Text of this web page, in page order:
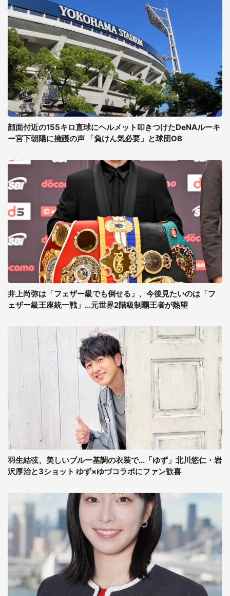
顔面付近の155キロ直球にヘルメット叩きつけたDeNAルーキ
ー宮下朝陽に擁護の声 「負けん気必要」と球団OB
井上尚弥は「フェザー級でも倒せる」、今後見たいのは「フ
ェザー級王座統一戦」...元世界2階級制覇王者が熱望
羽生結弦、美しいブルー基調の衣装で...「ゆず」北川悠仁・岩
沢厚治と3ショット ゆず×ゆづコラボにファン歓喜